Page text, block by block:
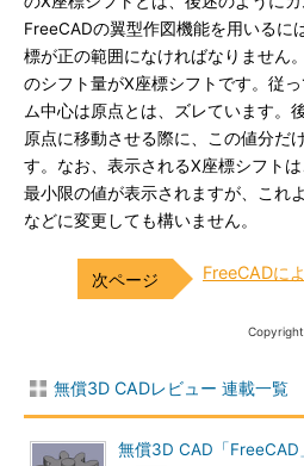
FreeCADの翼型作図機能を用いるに
標が正の範囲になければなりません
のシフト量がX座標シフトです。従
ム中心は原点とは、ズレています。
原点に移動させる際に、この値分だ
す。なお、表示されるX座標シフト
最小限の値が表示されますが、これ
などに変更しても構いません。
FreeCADに
無償3D CADレビュー 連載一覧
無償3D CAD「FreeCAD